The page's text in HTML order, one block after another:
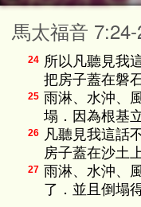
馬太福音
24 所以凡聽見我
把房子蓋在磐
25 雨淋、水沖、
塌．因為根基
26 凡聽見我這話
房子蓋在沙土上
27 雨淋、水沖、
了．並且倒塌